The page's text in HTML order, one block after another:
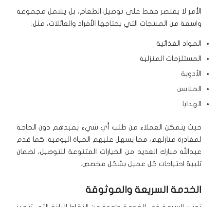
الأمر لا يقتصر فقط على توصيل الطعام، بل يشمل مجموعة
واسعة من المنتجات التي يحتاجها الأفراد والعائلات، مثل:
المواد الغذائية
المستلزمات المنزلية
الأدوية
الملابس
الهدايا
حيث يتمكن العملاء من طلب أي شيء يفيدهم دون الحاجة
لمغادرة منازلهم، مما يسهل عليهم الحياة اليومية. كما قدم
عبدالله مبارك العديد من الخيارات المتنوعة للتوصيل، لضمان
تلبية احتياجات كل عميل بشكل مخصص.
الخدمة السريعة والموثوقة